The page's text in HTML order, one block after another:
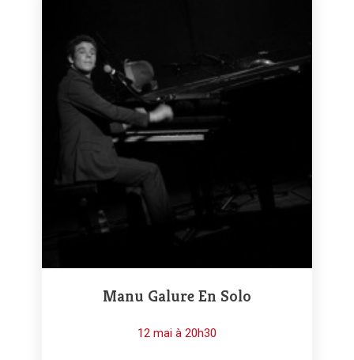
Manu Galure En Solo
12 mai à 20h30